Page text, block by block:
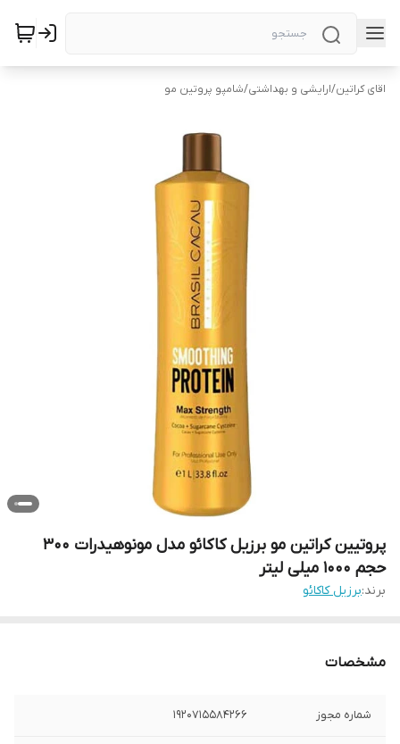
اقای کراتین/ارایشی و بهداشتی/شامپو پروتین مو
پروتیین کراتین مو برزیل کاکائو مدل مونوهیدرات 300
حجم 1000 میلی لیتر
برند:برزیل کاکائو
مشخصات
شماره مجوز 1920715584266